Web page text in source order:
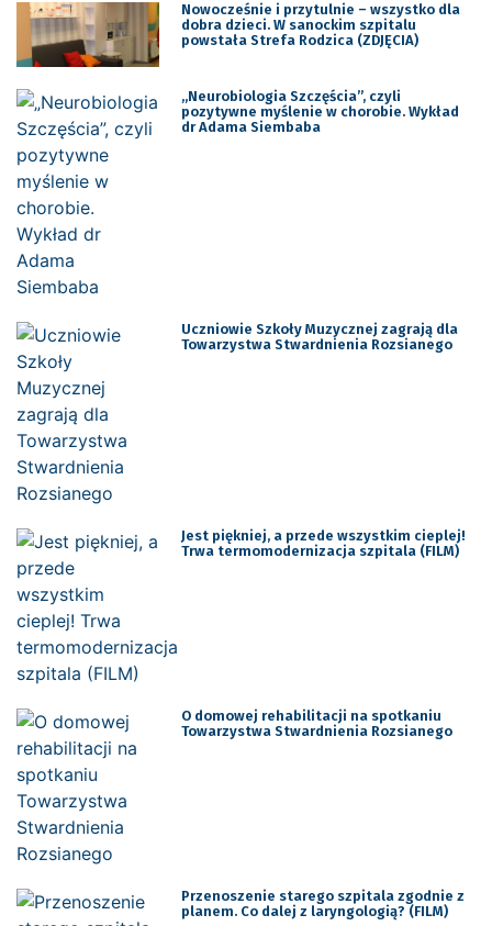
Nowocześnie i przytulnie – wszystko dla
dobra dzieci. W sanockim szpitalu
powstała Strefa Rodzica (ZDJĘCIA)
„Neurobiologia Szczęścia”, czyli
pozytywne myślenie w chorobie. Wykład
dr Adama Siembaba
Uczniowie Szkoły Muzycznej zagrają dla
Towarzystwa Stwardnienia Rozsianego
Jest piękniej, a przede wszystkim cieplej!
Trwa termomodernizacja szpitala (FILM)
O domowej rehabilitacji na spotkaniu
Towarzystwa Stwardnienia Rozsianego
Przenoszenie starego szpitala zgodnie z
planem. Co dalej z laryngologią? (FILM)